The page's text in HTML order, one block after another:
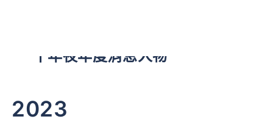
十年夜年度消息人物
2023